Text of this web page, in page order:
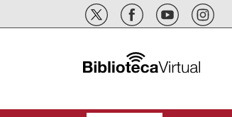
Salta al contingut principal